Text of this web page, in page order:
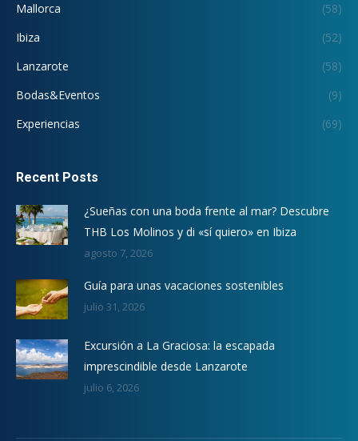
Mallorca
(58)
Ibiza
(52)
Lanzarote
(58)
Bodas&Eventos
(9)
Experiencias
(69)
Recent Posts
¿Sueñas con una boda frente al mar? Descubre
THB Los Molinos y di «sí quiero» en Ibiza
agosto 7, 2026
Guía para unas vacaciones sostenibles
julio 31, 2026
Excursión a La Graciosa: la escapada
imprescindible desde Lanzarote
julio 6, 2026